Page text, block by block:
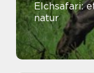
Elchsafari:
natur